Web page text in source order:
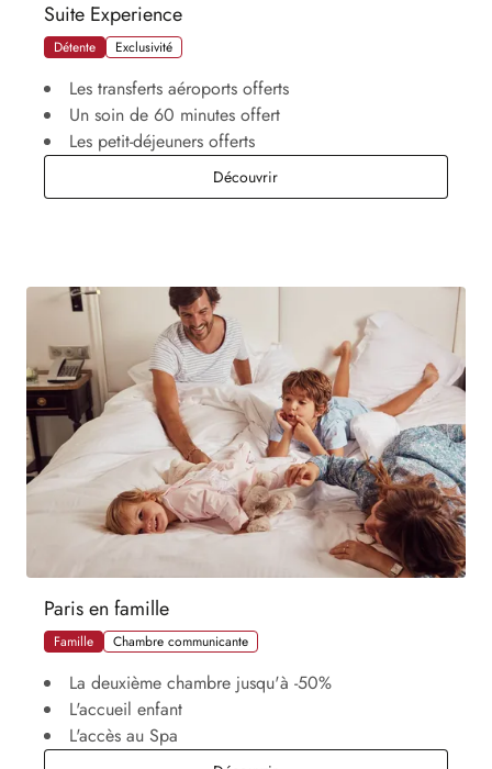
Suite Experience
Détente Exclusivité
Les transferts aéroports offerts
Un soin de 60 minutes offert
Les petit-déjeuners offerts
DécouvrirSuite Experience
Paris en famille
Famille Chambre communicante
La deuxième chambre jusqu'à -50%
L'accueil enfant
L'accès au Spa